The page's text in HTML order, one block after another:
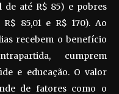
de até R$ 85) e pobres
85,01 e R$ 170). Ao
recebem o benefício
cumprem
e educação. O valor
de fatores como o